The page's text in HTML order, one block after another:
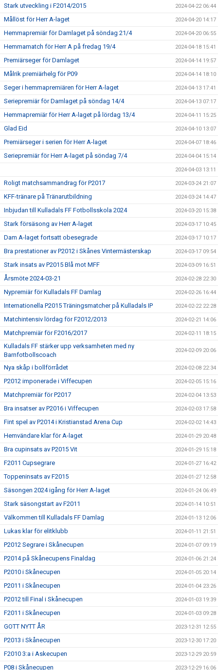
Stark utveckling i F2014/2015 2024-04-22 06:44
Mållöst för Herr A-laget 2024-04-20 14:17
Hemmapremiär för Damlaget på söndag 21/4 2024-04-20 06:55
Hemmamatch för Herr A på fredag 19/4 2024-04-18 15:41
Premiärseger för Damlaget 2024-04-14 19:57
Målrik premiärhelg för P09 2024-04-14 18:10
Seger i hemmapremiären för Herr A-laget 2024-04-13 17:41
Seriepremiär för Damlaget på söndag 14/4 2024-04-13 07:17
Hemmapremiär för Herr A-laget på lördag 13/4 2024-04-11 15:25
Glad Eid 2024-04-10 13:07
Premiärseger i serien för Herr A-laget 2024-04-07 18:46
Seriepremiär för Herr A-laget på söndag 7/4 2024-04-04 15:14
2024-04-03 13:11
Roligt matchsammandrag för P2017 2024-03-24 21:07
KFF-tränare på Tränarutbildning 2024-03-24 14:47
Inbjudan till Kulladals FF Fotbollsskola 2024 2024-03-20 15:38
Stark försäsong av Herr A-laget 2024-03-17 10:45
Dam A-laget fortsatt obesegrade 2024-03-17 10:17
Bra prestationer av P2012 i Skånes Vintermästerskap 2024-03-17 09:54
Stark insats av P2015 Blå mot MFF 2024-03-09 16:51
Årsmöte 2024-03-21 2024-02-28 22:30
Nypremiär för Kulladals FF Damlag 2024-02-26 16:44
Internationella P2015 Träningsmatcher på Kulladals IP 2024-02-22 22:28
Matchintensiv lördag för F2012/2013 2024-02-21 14:06
Matchpremiär för F2016/2017 2024-02-11 18:15
Kulladals FF stärker upp verksamheten med ny
Barnfotbollscoach
2024-02-09 20:06
Nya skåp i bollförrådet 2024-02-08 22:34
P2012 imponerade i Viffecupen 2024-02-05 15:16
Matchpremiär för P2017 2024-02-04 13:53
Bra insatser av P2016 i Viffecupen 2024-02-03 17:58
Fint spel av P2014 i Kristianstad Arena Cup 2024-02-02 14:43
Hemvändare klar för A-laget 2024-01-29 20:48
Bra cupinsats av P2015 Vit 2024-01-29 15:18
F2011 Cupsegrare 2024-01-27 16:42
Toppeninsats av F2015 2024-01-27 12:58
Säsongen 2024 igång för Herr A-laget 2024-01-24 06:49
Stark säsongstart av F2011 2024-01-14 10:51
Välkommen till Kulladals FF Damlag 2024-01-13 12:06
Lukas klar för elitklubb 2024-01-11 21:51
P2012 Segrare i Skånecupen 2024-01-07 09:19
P2014 på Skånecupens Finaldag 2024-01-06 21:24
P2010 i Skånecupen 2024-01-05 20:14
P2011 i Skånecupen 2024-01-04 23:26
P2012 till Final i Skånecupen 2024-01-03 19:39
F2011 i Skånecupen 2024-01-03 09:28
GOTT NYTT ÅR 2023-12-31 12:55
P2013 i Skånecupen 2023-12-30 17:20
F2010 3:a i Askecupen 2023-12-29 20:59
P08 i Skånecupen 2023-12-29 16:06